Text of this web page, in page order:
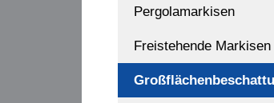
Pergolamarkisen
Freistehende Markisen